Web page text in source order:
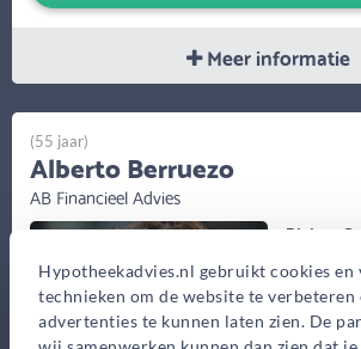
Hypotheekadvies.nl gebruikt cookies
technieken om de website te verbeteren
advertenties te kunnen laten zien. De
Meer informatie
Rivium
Bekijk op
(55 jaar)
Alberto Berruezo
AB Financieel Advies